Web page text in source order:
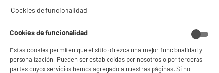
Gestionar cookies
Cookies de funcionalidad
Cookies de funcionalidad
Estas cookies permiten que el sitio ofrezca una mejor funcionalidad y
personalización. Pueden ser establecidas por nosotros o por terceras
partes cuyos servicios hemos agregado a nuestras páginas. Si no